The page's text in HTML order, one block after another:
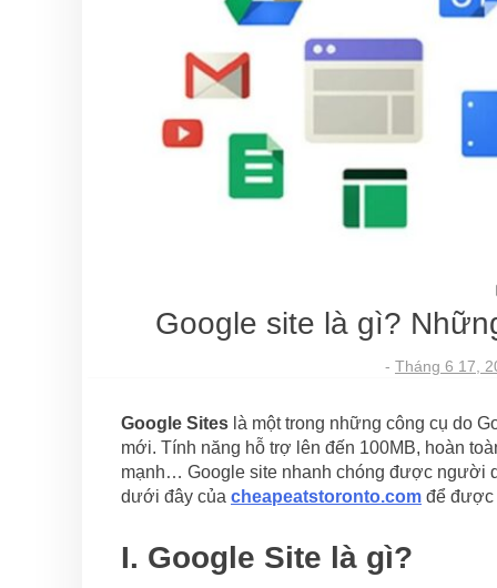
Google site là gì?
- Tháng 6 17,
Google Sites là một trong những công cụ do
mới. Tính năng hỗ trợ lên đến 100MB, hoàn
mạnh… Google site nhanh chóng được người
dưới đây của cheapeatstoronto.com để được
I. Google Site là gì?